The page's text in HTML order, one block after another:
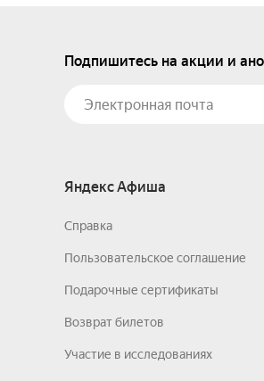
Подпишитесь на акции и
Яндекс Афиша
Справка
Пользовательское соглашение
Подарочные сертификаты
Возврат билетов
Участие в исследованиях